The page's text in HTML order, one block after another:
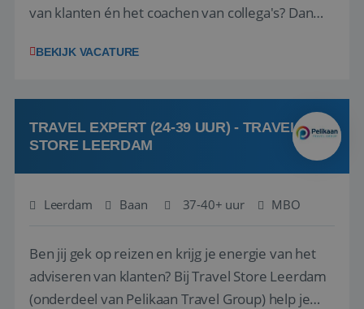
van klanten én het coachen van collega's? Dan
(onderdeel van Pelikaan Travel Group) zoeken
team het reisbureau verder...
BEKIJK VACATURE
TRAVEL EXPERT (24-39 UUR) - TRAVEL
STORE LEERDAM
Leerdam Baan 37-40+ uur MBO
Ben jij gek op reizen en krijg je energie van het
adviseren van klanten? Bij Travel Store Leerdam
(onderdeel van Pelikaan Travel Group) help je